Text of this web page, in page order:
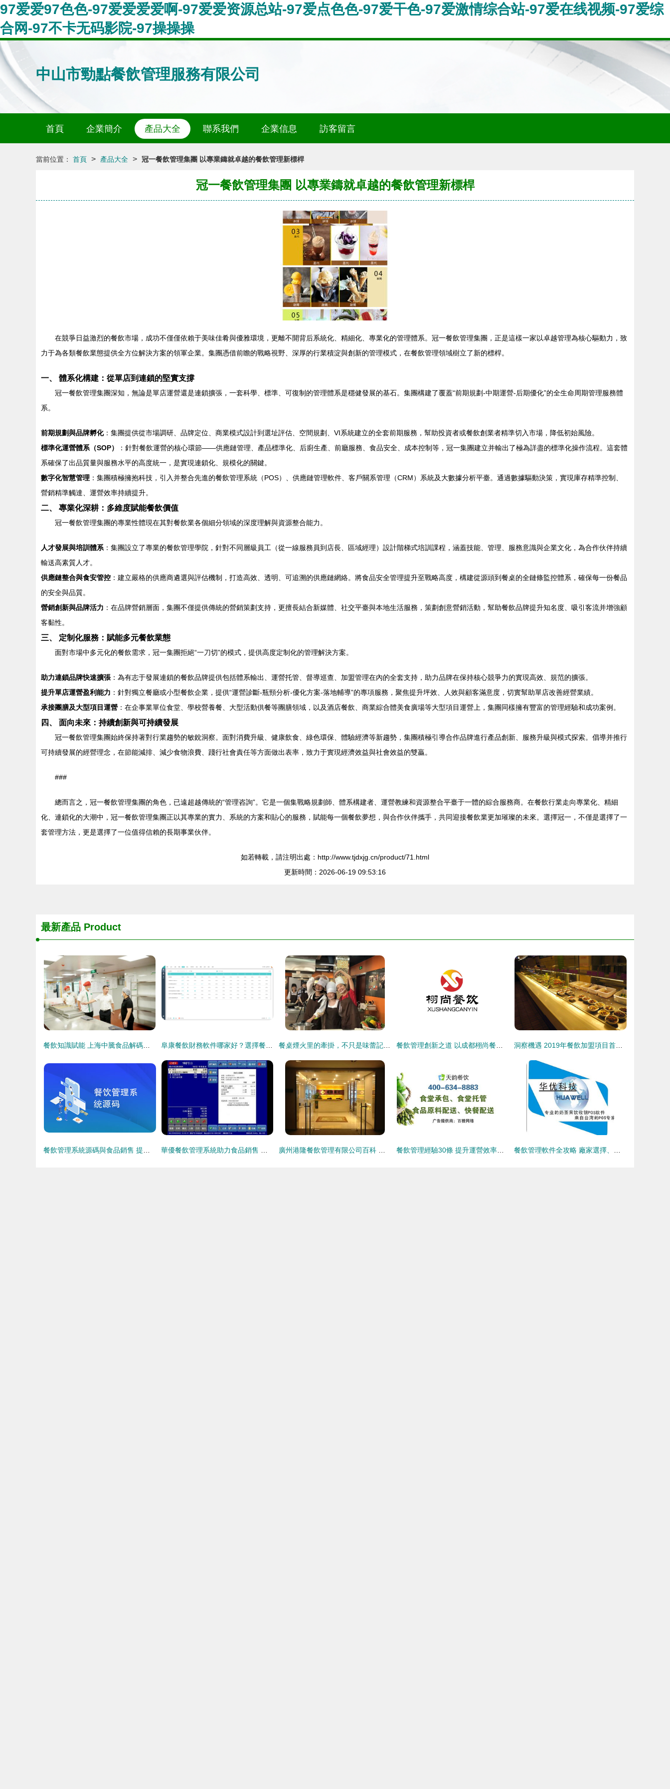
97爱爱97色色-97爱爱爱爱啊-97爱爱资源总站-97爱点色色-97爱干色-97爱激情综合站-97爱在线视频-97爱综
合网-97不卡无码影院-97操操操
中山市勁點餐飲管理服務有限公司
首頁 企業簡介 產品大全 聯系我們 企業信息 訪客留言
當前位置： 首頁 > 產品大全 > 冠一餐飲管理集團 以專業鑄就卓越的餐飲管理新標桿
冠一餐飲管理集團 以專業鑄就卓越的餐飲管理新標桿
在競爭日益激烈的餐飲市場，成功不僅僅依賴于美味佳肴與優雅環境，更離不開背后系統化、精細化、專業化的管理體系。冠一餐飲管理集團，正是這樣一家以卓越管理為核心驅動力，致
力于為各類餐飲業態提供全方位解決方案的領軍企業。集團憑借前瞻的戰略視野、深厚的行業積淀與創新的管理模式，在餐飲管理領域樹立了新的標桿。
一、 體系化構建：從單店到連鎖的堅實支撐
冠一餐飲管理集團深知，無論是單店運營還是連鎖擴張，一套科學、標準、可復制的管理體系是穩健發展的基石。集團構建了覆蓋“前期規劃-中期運營-后期優化”的全生命周期管理服務體
系。
前期規劃與品牌孵化：集團提供從市場調研、品牌定位、商業模式設計到選址評估、空間規劃、VI系統建立的全套前期服務，幫助投資者或餐飲創業者精準切入市場，降低初始風險。
標準化運營體系（SOP）
：針對餐飲運營的核心環節——供應鏈管理、產品標準化、后廚生產、前廳服務、食品安全、成本控制等，冠一集團建立并輸出了極為詳盡的標準化操作流程。這套體
系確保了出品質量與服務水平的高度統一，是實現連鎖化、規模化的關鍵。
數字化智慧管理 ：集團積極擁抱科技，引入并整合先進的餐飲管理系統（POS）、供應鏈管理軟件、客戶關系管理（CRM）系統及大數據分析平臺。通過數據驅動決策，實現庫存精準控制、
營銷精準觸達、運營效率持續提升。
二、 專業化深耕：多維度賦能餐飲價值
冠一餐飲管理集團的專業性體現在其對餐飲業各個細分領域的深度理解與資源整合能力。
人才發展與培訓體系 ：集團設立了專業的餐飲管理學院，針對不同層級員工（從一線服務員到店長、區域經理）設計階梯式培訓課程，涵蓋技能、管理、服務意識與企業文化，為合作伙伴持續
輸送高素質人才。
供應鏈整合與食安管控 ：建立嚴格的供應商遴選與評估機制，打造高效、透明、可追溯的供應鏈網絡。將食品安全管理提升至戰略高度，構建從源頭到餐桌的全鏈條監控體系，確保每一份餐品
的安全與品質。
營銷創新與品牌活力 ：在品牌營銷層面，集團不僅提供傳統的營銷策劃支持，更擅長結合新媒體、社交平臺與本地生活服務，策劃創意營銷活動，幫助餐飲品牌提升知名度、吸引客流并增強顧
客黏性。
三、 定制化服務：賦能多元餐飲業態
面對市場中多元化的餐飲需求，冠一集團拒絕“一刀切”的模式，提供高度定制化的管理解決方案。
助力連鎖品牌快速擴張 ：為有志于發展連鎖的餐飲品牌提供包括體系輸出、運營托管、督導巡查、加盟管理在內的全套支持，助力品牌在保持核心競爭力的實現高效、規范的擴張。
提升單店運營盈利能力 ：針對獨立餐廳或小型餐飲企業，提供“運營診斷-瓶頸分析-優化方案-落地輔導”的專項服務，聚焦提升坪效、人效與顧客滿意度，切實幫助單店改善經營業績。
承接團膳及大型項目運營 ：在企事業單位食堂、學校營養餐、大型活動供餐等團膳領域，以及酒店餐飲、商業綜合體美食廣場等大型項目運營上，集團同樣擁有豐富的管理經驗和成功案例。
四、 面向未來：持續創新與可持續發展
冠一餐飲管理集團始終保持著對行業趨勢的敏銳洞察。面對消費升級、健康飲食、綠色環保、體驗經濟等新趨勢，集團積極引導合作品牌進行產品創新、服務升級與模式探索。倡導并推行
可持續發展的經營理念，在節能減排、減少食物浪費、踐行社會責任等方面做出表率，致力于實現經濟效益與社會效益的雙贏。
###
總而言之，冠一餐飲管理集團的角色，已遠超越傳統的“管理咨詢”。它是一個集戰略規劃師、體系構建者、運營教練和資源整合平臺于一體的綜合服務商。在餐飲行業走向專業化、精細
化、連鎖化的大潮中，冠一餐飲管理集團正以其專業的實力、系統的方案和貼心的服務，賦能每一個餐飲夢想，與合作伙伴攜手，共同迎接餐飲業更加璀璨的未來。選擇冠一，不僅是選擇了一
套管理方法，更是選擇了一位值得信賴的長期事業伙伴。
如若轉載，請注明出處：http://www.tjdxjg.cn/product/71.html
更新時間：2026-06-19 09:53:16
最新產品 Product